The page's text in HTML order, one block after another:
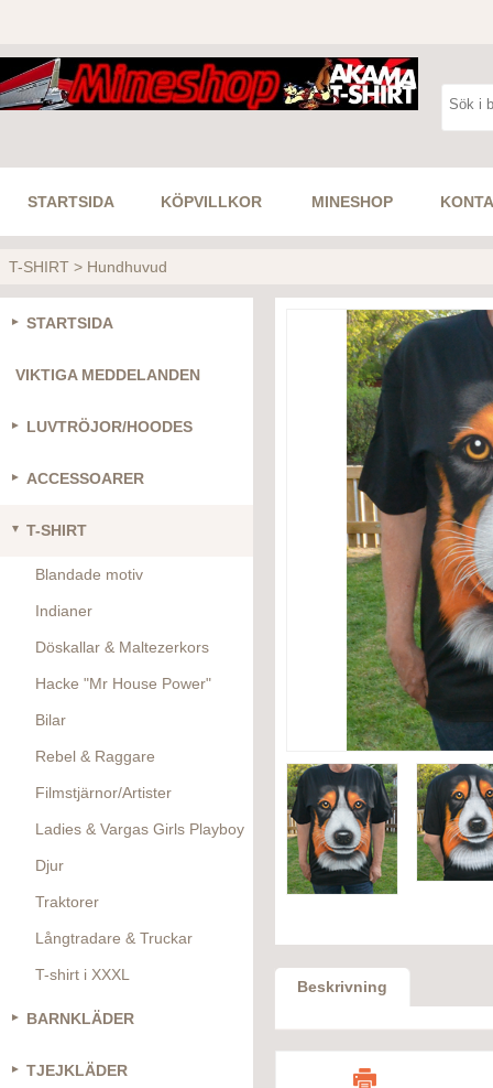
STARTSIDA KÖPVILLKOR MINESHOP
T-SHIRT > Hundhuvud
STARTSIDA
VIKTIGA MEDDELANDEN
LUVTRÖJOR/HOODES
ACCESSOARER
T-SHIRT
Blandade motiv
Indianer
Döskallar & Maltezerkors
Hacke "Mr House Power"
Bilar
Rebel & Raggare
Filmstjärnor/Artister
Ladies & Vargas Girls Playboy
Djur
Traktorer
Långtradare & Truckar
T-shirt i XXXL
BARNKLÄDER
TJEJKLÄDER
Beskrivning